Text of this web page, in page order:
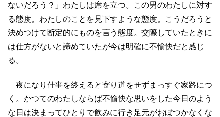
ないだろう？」わたしは席を立つ。この男のわたしに対す
る態度。わたしのことを見下すような態度。こうだろうと
決めつけて断定的にものを言う態度。交際していたときに
は仕方がないと諦めていたが今は明確に不愉快だと感じ
る。
夜になり仕事を終えると寄り道をせずまっすぐ家路につ
く。かつてのわたしならば不愉快な思いをした今日のよう
な日は決まってひとりで飲みに行き足元がおぼつかなくな